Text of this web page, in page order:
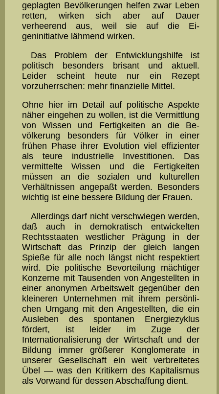
geplagten Be­völkerungen helfen zwar Leben
retten, wirken sich aber auf Dauer
verheerend aus, weil sie auf die Ei­
geninitiative lähmend wirken.
Das Problem der Entwicklungshilfe ist
politisch besonders bri­sant und aktuell.
Leider scheint heute nur ein Rezept
vorzuherr­schen: mehr finanzielle Mittel.
Ohne hier im Detail auf politische Aspekte
näher eingehen zu wollen, ist die Vermittlung
von Wissen und Fertigkeiten an die Be­
völkerung besonders für Völker in einer
frühen Phase ihrer Evolu­tion viel effizienter
als teure in­dus­tri­elle Investitionen. Das
vermit­telte Wissen und die Fertigkeiten
müssen an die sozialen und kultu­rellen
Verhältnissen angepaßt werden. Besonders
wichtig ist eine bessere Bildung der Frauen.
Allerdings darf nicht verschwiegen werden,
daß auch in demo­kratisch ent­wick­el­ten
Rechtsstaaten westlicher Prägung in der
Wirtschaft das Prinzip der gleich langen
Spieße für alle noch längst nicht respektiert
wird. Die politische Be­vor­tei­lung mächtiger
Kon­zerne mit Tausenden von Angestellten in
einer ano­ny­men Arbeits­welt gegenüber den
kleineren Unternehmen mit ihrem per­sön­­li­
chen Umgang mit den Angestellten, die ein
Ausleben des sponta­nen Ener­gie­zyklus
fördert, ist leider im Zuge der
Internationalisie­rung der Wirtschaft und der
Bildung immer größerer Konglomera­te in
unserer Gesellschaft ein weit verbreitetes
Übel — was den Kritikern des Kapitalismus
als Vorwand für dessen Abschaffung dient.